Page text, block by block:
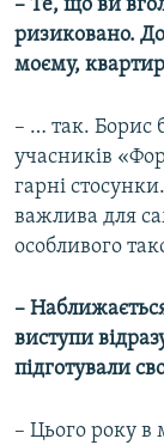
– Те, що ви
ризиковано.
моєму,
– … так. Борис
учасників
гарні
важлива для
особливого
–
виступи
підготували
– Цього року в